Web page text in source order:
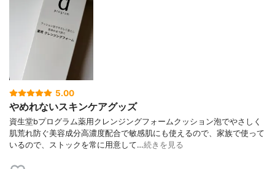
5.00
やめれないスキンケアグッズ
資生堂bプログラム薬用クレンジングフォームクッション泡でやさしく
肌荒れ防ぐ美容成分高濃度配合で敏感肌にも使えるので、家族で使って
いるので、ストックを常に用意して…続きを見る